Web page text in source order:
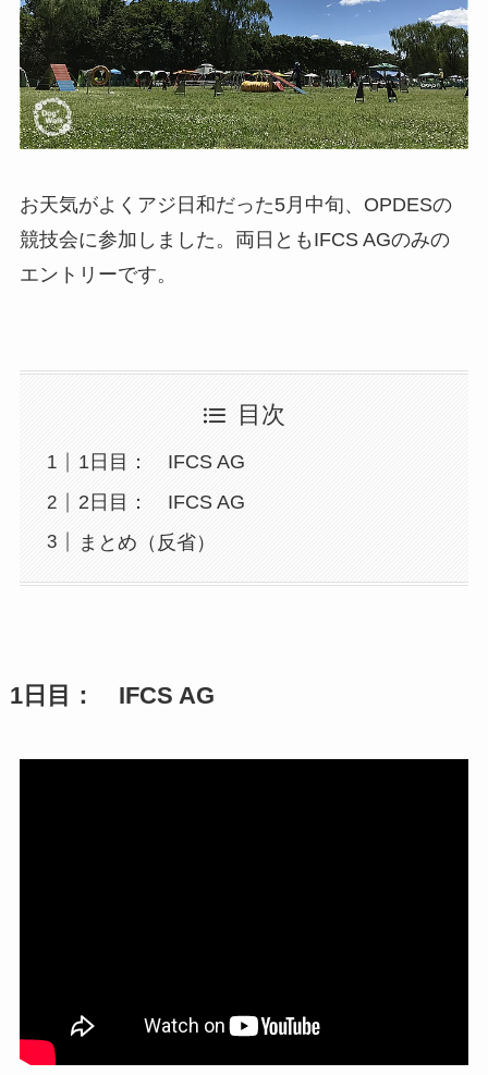
お天気がよくアジ日和だった5月中旬、OPDESの
競技会に参加しました。両日ともIFCS AGのみの
エントリーです。
目次
1日目： IFCS AG
2日目： IFCS AG
まとめ（反省）
1日目： IFCS AG